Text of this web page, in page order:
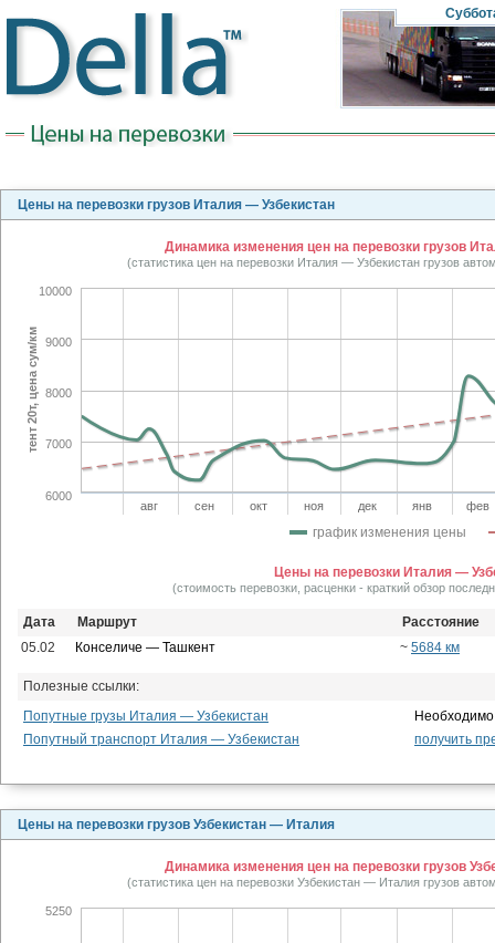
Цены на перевозки грузов Италия — Узбекистан
Динамика изменения цен на перевозки грузов
(статистика цен на перевозки Италия — Узбекистан грузов
график изменения цены
авг сен окт ноя дек янв фев
6000
7000
8000
9000
10000
тент 20т, цена сум/км
Цены на перевозки Италия —
(стоимость перевозки, расценки - краткий обзор
Дата Маршрут
Расстояние
05.02
Конселиче — Ташкент ~ 5684 км
Полезные ссылки:
Попутные грузы Италия — Узбекистан
Попутный транспорт Италия — Узбекистан
получить
Цены на перевозки грузов Узбекистан — Италия
Динамика изменения цен на перевозки грузов
(статистика цен на перевозки Узбекистан — Италия грузов
5250